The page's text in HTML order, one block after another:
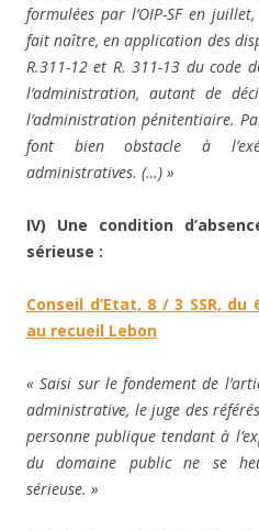
formulées par l’OIP-SF en
fait naître, en application des
R.311-12 et R. 311-13 du code
l’administration, autant de
l’administration pénitentiaire.
font bien obstacle à
administratives. (…) »
IV) Une condition
sérieuse :
Conseil d’Etat, 8 / 3 SSR, du
au recueil Lebon
« Saisi sur le fondement de
administrative, le juge des
personne publique tendant à
du domaine public ne se
sérieuse. »